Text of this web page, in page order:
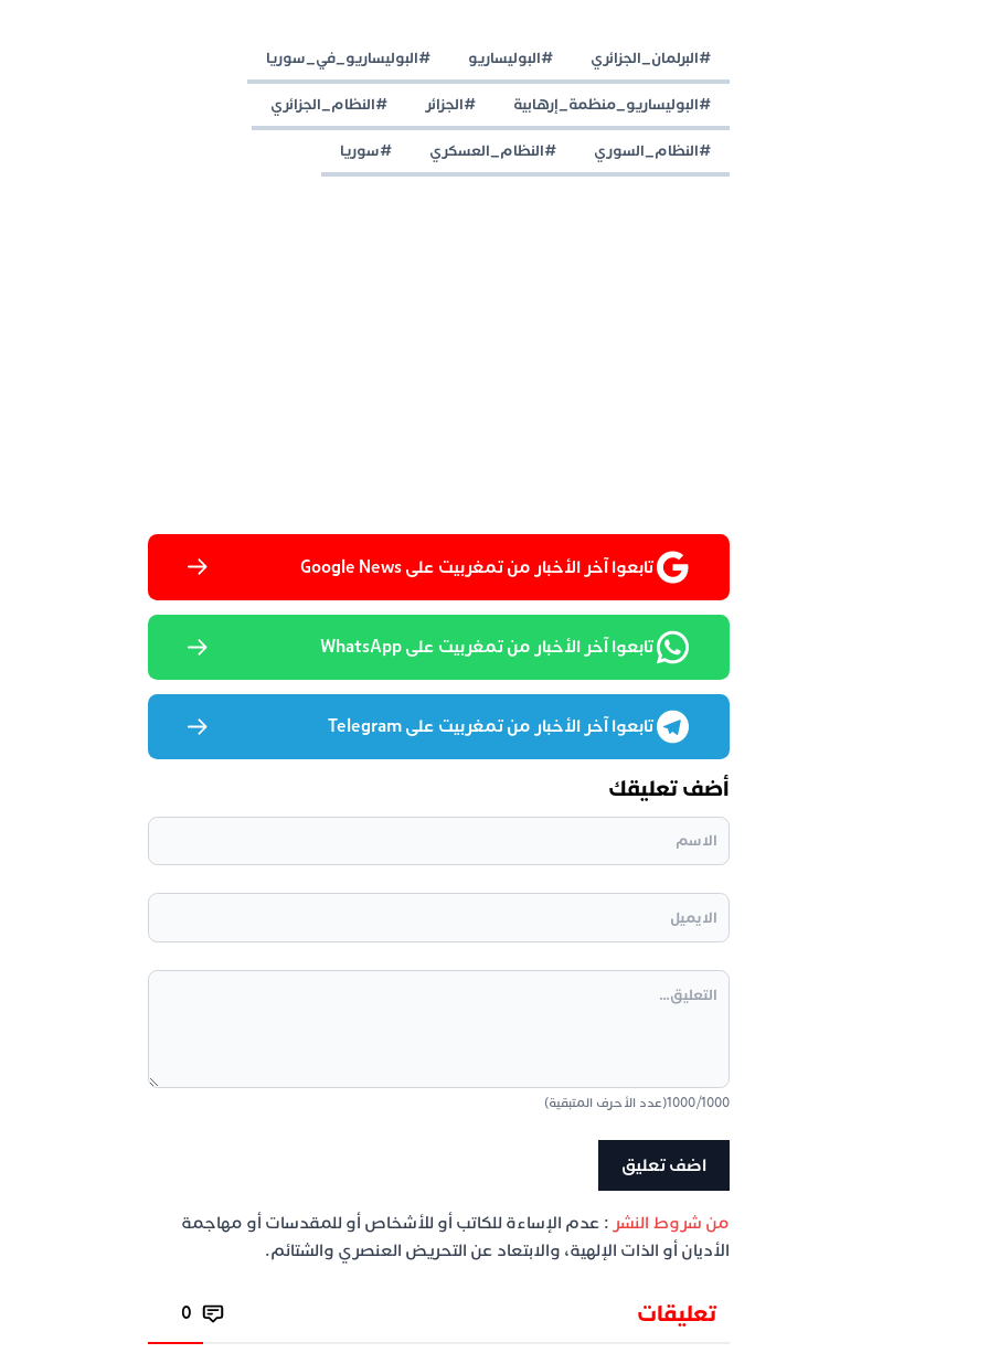
#البرلمان_الجزائري #البوليساريو #البوليساريو_في_سوريا
#البوليساريو_منظمة_إرهابية #الجزائر #النظام_الجزائري
#النظام_السوري #النظام_العسكري #سوريا
تابعوا آخر الأخبار من تمغربيت على Google News
تابعوا آخر الأخبار من تمغربيت على WhatsApp
تابعوا آخر الأخبار من تمغربيت على Telegram
أضف تعليقك
1000
/
1000(عدد الأحرف المتبقية)
من شروط النشر: عدم الإساءة للكاتب أو للأشخاص أو للمقدسات أو مهاجمة
الأديان أو الذات الإلهية، والابتعاد عن التحريض العنصري والشتائم.
تعليقات 0